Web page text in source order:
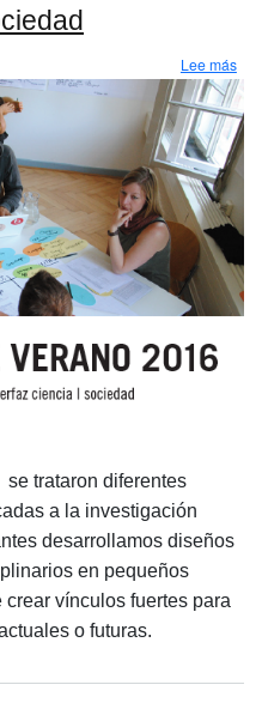
Lee más
trataron diferentes
a la investigación
desarrollamos diseños
en pequeños
vínculos fuertes para
o futuras.